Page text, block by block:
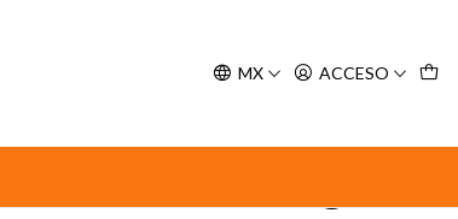
MX ACCESO
Atún Gato 56 g